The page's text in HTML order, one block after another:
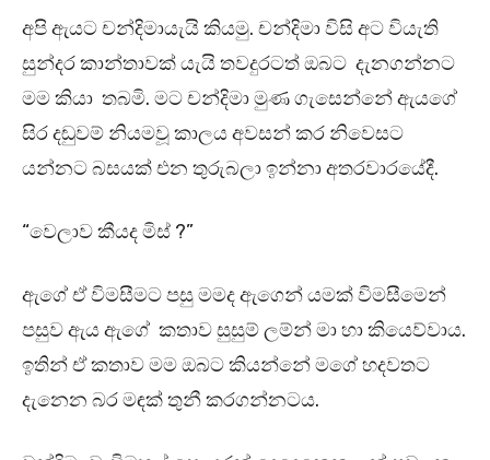
අපි ඇයට චන්දිමායැයි කියමු. චන්දිමා විසි අට වියැති
සුන්දර කාන්තාවක් යැයි තවදුරටත් ඔබට දැනගන්නට
මම කියා තබමි. මට චන්දිමා මුණ ගැසෙන්නේ ඇයගේ
සිර දඬුවම් නියමවූ කාලය අවසන් කර නිවෙසට
යන්නට බසයක් එන තුරුබලා ඉන්නා අතරවාරයේදී.
“වෙලාව කීයද මිස් ?”
ඇගේ ඒ විමසීමට පසු මමද ඇගෙන් යමක් විමසීමෙන්
පසුව ඇය ඇගේ කතාව සුසුම් ලම්න් මා හා කියෙව්වාය.
ඉතින් ඒ කතාව මම ඔබට කියන්නේ මගේ හදවතට
දැනෙන බර මඳක් තුනී කරගන්නටය.